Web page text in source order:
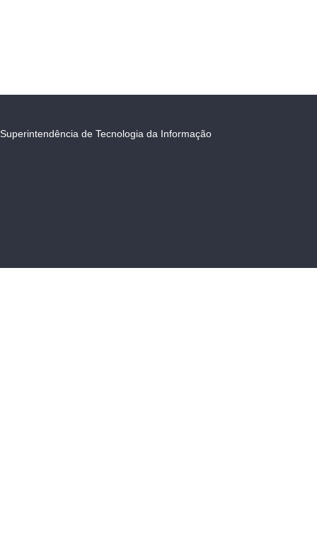
Superintendência de Tecnologia da Informação